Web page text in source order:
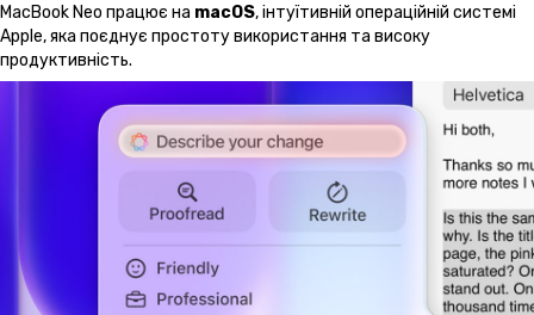
MacBook Neo працює на macOS, інтуїтивній операційній системі
Apple, яка поєднує простоту використання та високу
продуктивність.